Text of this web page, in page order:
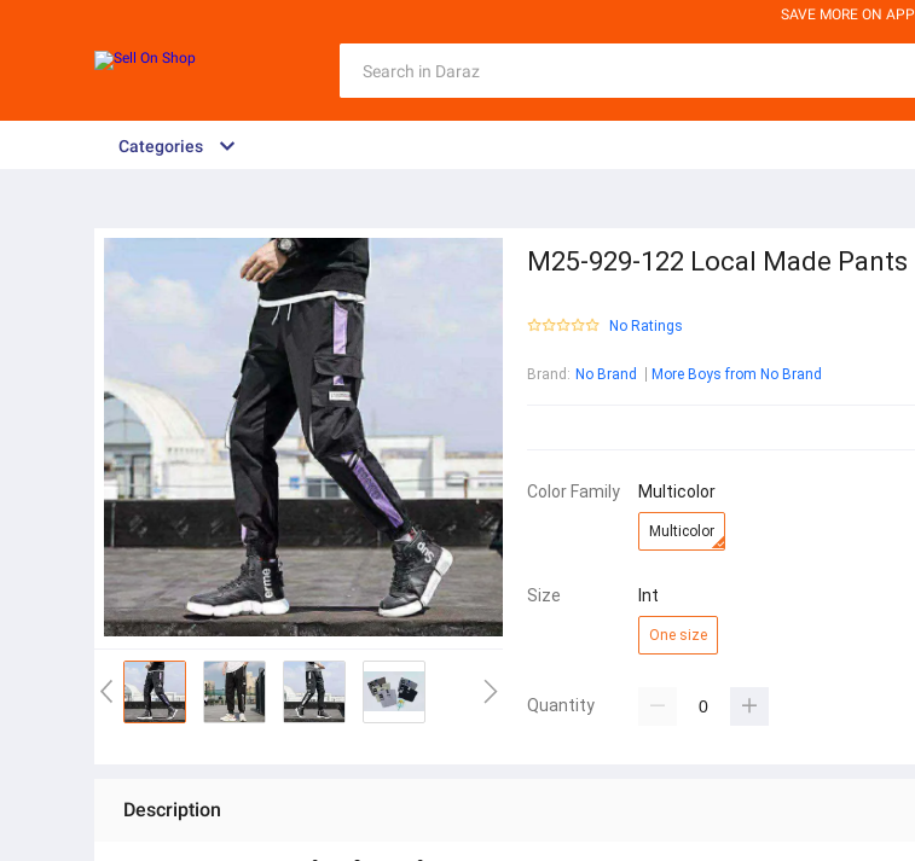
SAVE MORE ON APP
Categories
M25-929-122 Local Made Pants
No Ratings
Brand : No Brand More Boys from No Brand
Color Family Multicolor
Multicolor
Size Int
One size
Quantity
Description